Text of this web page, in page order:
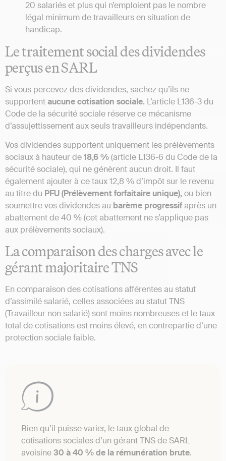
20 salariés et plus qui n’emploient pas le nombre
légal minimum de travailleurs en situation de
handicap.
Le traitement social des dividendes
perçus en SARL
Si vous percevez des dividendes, sachez qu’ils ne
supportentaucune cotisation sociale. L’article L136-3 du
Code de la sécurité sociale réserve ce mécanisme
d’assujettissement aux seuls travailleurs indépendants.
Vos dividendes supportent uniquement les prélèvements
sociaux à hauteur de18,6 %(article L136-6 du Code de la
sécurité sociale), qui ne génèrent aucun droit. Il faut
également ajouter à ce taux 12,8 % d’impôt sur le revenu
au titre du PFU (Prélèvement forfaitaire unique),ou bien
soumettre vos dividendes au barème progressifaprès un
abattement de 40 % (cet abattement ne s’applique pas
aux prélèvements sociaux).
La comparaison des charges avec le
gérant majoritaire TNS
En comparaison des cotisations afférentes au statut
d’assimilé salarié, celles associées au statut TNS
(Travailleur non salarié) sont moins nombreuses et le taux
total de cotisations est moins élevé, en contrepartie d’une
protection sociale faible.
Bien qu’il puisse varier, le taux global de
cotisations sociales d’un gérant TNS de SARL
avoisine30 à 40 % de la rémunération brute.